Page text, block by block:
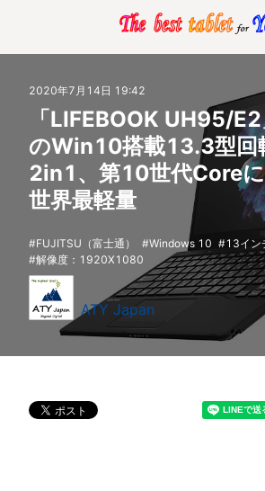
2020年7月14日 19:42
「LIFEBOOK UH95/
のWin10搭載13.3型回
2in1、第10世代Core
世界最軽量
FUJITSU（富士通） Windows 10
13イン
解像度：1920X1080
ATY Japan